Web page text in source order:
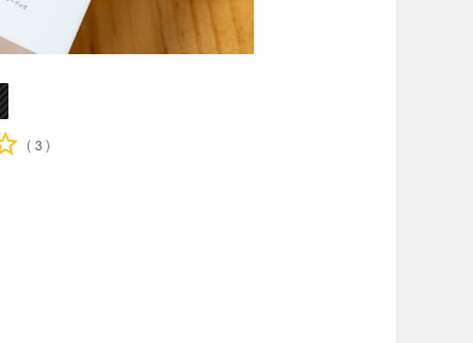
( 3 )